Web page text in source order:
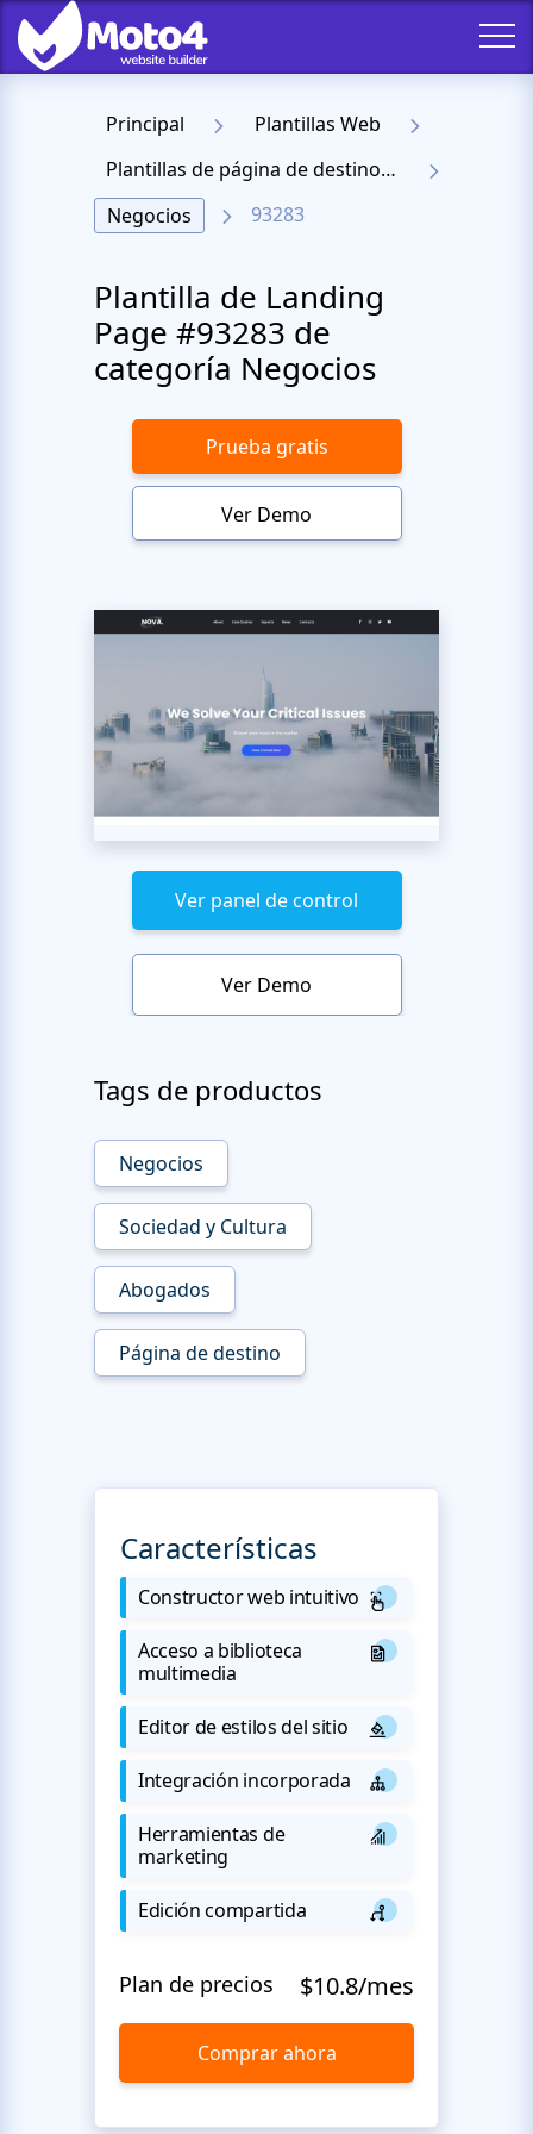
Principal
Plantillas Web
Plantillas de página de destino receptiva
Negocios
93283
Plantilla de Landing
Page #93283 de
categoría Negocios
Prueba gratis
Ver Demo
Ver panel de control
Ver Demo
Tags de productos
Negocios
Sociedad y Cultura
Abogados
Página de destino
Características
Constructor web intuitivo
Acceso a biblioteca
multimedia
Editor de estilos del sitio
Integración incorporada
Herramientas de
marketing
Edición compartida
Plan de precios $10.8/mes
Comprar ahora